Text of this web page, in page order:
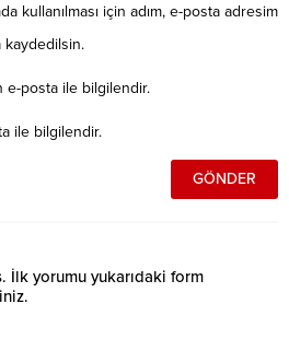
kullanılması için adım, e-posta adresim
kaydedilsin.
e-posta ile bilgilendir.
ile bilgilendir.
İlk yorumu yukarıdaki form